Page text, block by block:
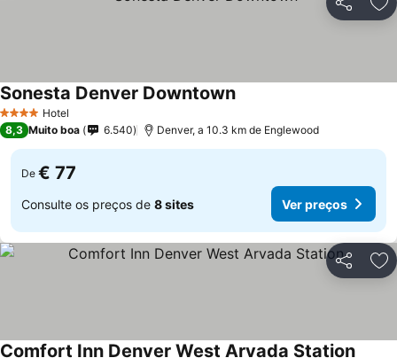
Partilhar
4 EstrelasHotel
Sonesta Denver Downtown
8,3 Muito boa 6.540 Denver, a 10.3 km de Englewood
De € 77
Consulte os preços de 8 sites Ver preços
Partilhar
Comfort Inn Denver West Arvada Station